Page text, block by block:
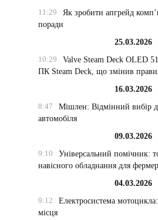
11:29
Як зробити апгрейд
поради
25.03.2026
10:29
Valve Steam Deck OLED
ПК Steam Deck, що змінив
16.03.2026
8:47
Мішлен: Відмінний вибір
автомобіля
09.03.2026
9:10
Універсальний помічник:
навісного обладнання для
04.03.2026
9:12
Електросистема мотоцикла:
місця